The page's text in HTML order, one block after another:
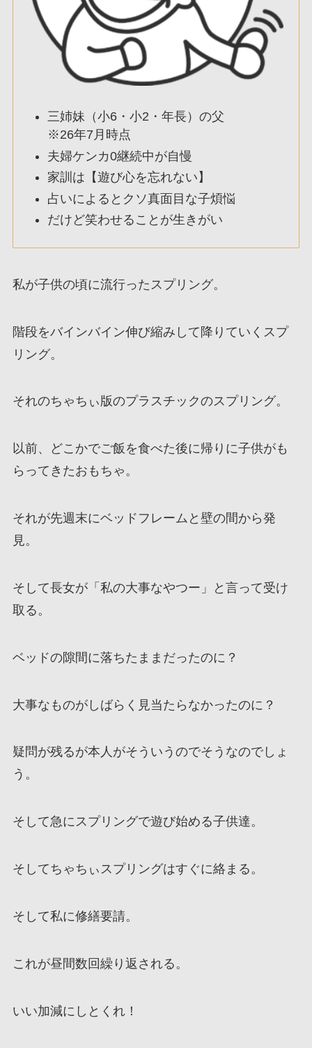
三姉妹（小6・小2・年長）の父
※26年7月時点
夫婦ケンカ0継続中が自慢
家訓は【遊び心を忘れない】
占いによるとクソ真面目な子煩悩
だけど笑わせることが生きがい
私が子供の頃に流行ったスプリング。
階段をバインバイン伸び縮みして降りていくスプ
リング。
それのちゃちぃ版のプラスチックのスプリング。
以前、どこかでご飯を食べた後に帰りに子供がも
らってきたおもちゃ。
それが先週末にベッドフレームと壁の間から発
見。
そして長女が「私の大事なやつー」と言って受け
取る。
ベッドの隙間に落ちたままだったのに？
大事なものがしばらく見当たらなかったのに？
疑問が残るが本人がそういうのでそうなのでしょ
う。
そして急にスプリングで遊び始める子供達。
そしてちゃちぃスプリングはすぐに絡まる。
そして私に修繕要請。
これが昼間数回繰り返される。
いい加減にしとくれ！